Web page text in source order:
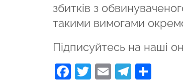
збитків з
такими вимогами
Підписуйтесь на наші
Facebook
Twitter
Email